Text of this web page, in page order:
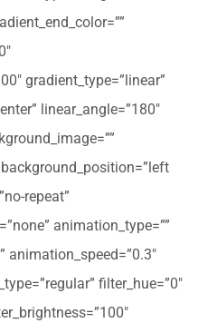
gradient_type=”linear”
linear_angle=”180″
repeat”
animation_type=””
animation_speed=”0.3″
filter_hue=”0″